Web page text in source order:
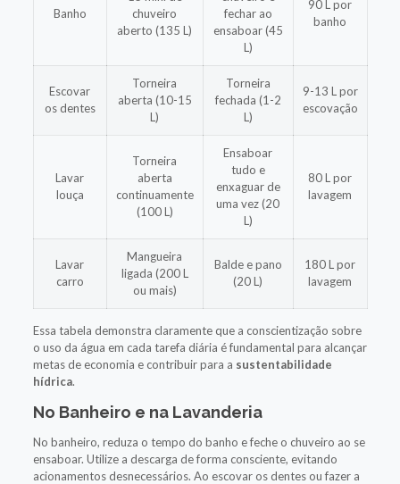
Banho
chuveiro
aberto (135 L)
fechar ao
ensaboar (45
L)
90 L por
banho
Escovar
os dentes
Torneira
aberta (10-15
L)
Torneira
fechada (1-2
L)
9-13 L por
escovação
Lavar
louça
Torneira
aberta
continuamente
(100 L)
Ensaboar
tudo e
enxaguar de
uma vez (20
L)
80 L por
lavagem
Lavar
carro
Mangueira
ligada (200 L
ou mais)
Balde e pano
(20 L)
180 L por
lavagem
Essa tabela demonstra claramente que a conscientização sobre
o uso da água em cada tarefa diária é fundamental para alcançar
metas de economia e contribuir para a sustentabilidade
hídrica.
No Banheiro e na Lavanderia
No banheiro, reduza o tempo do banho e feche o chuveiro ao se
ensaboar. Utilize a descarga de forma consciente, evitando
acionamentos desnecessários. Ao escovar os dentes ou fazer a